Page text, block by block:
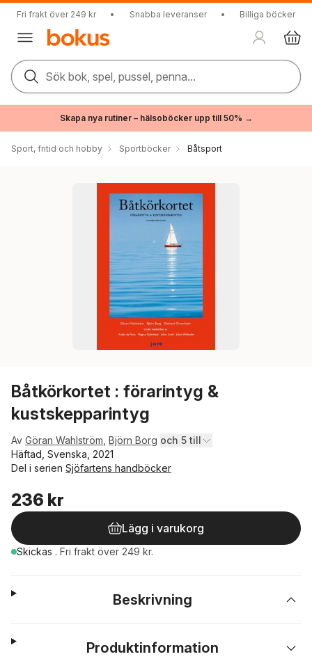
Fri frakt över 249 kr • Snabba leveranser • Billiga böcker
Sök bok, spel, pussel, penna...
Skapa nya rutiner – hälsoböcker upp till 50% →
Sport, fritid och hobby Sportböcker Båtsport
Båtkörkortet : förarintyg &
kustskepparintyg
Av Göran Wahlström Björn Borg och 5 till
Häftad, Svenska, 2021
Del i serien Sjöfartens handböcker
236 kr
Lägg i varukorg
Skickas . Fri frakt över 249 kr.
Beskrivning
Produktinformation